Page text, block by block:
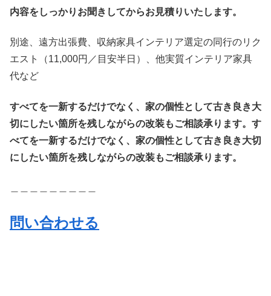
内容をしっかりお聞きしてからお見積りいたします。
別途、遠方出張費、収納家具インテリア選定の同行のリク
エスト（11,000円／目安半日）、他実質インテリア家具
代など
すべてを一新するだけでなく、家の個性として古き良き大
切にしたい箇所を残しながらの改装もご相談承ります。 す
べてを一新するだけでなく、家の個性として古き良き大切
にしたい箇所を残しながらの改装もご相談承ります。
問い合わせる